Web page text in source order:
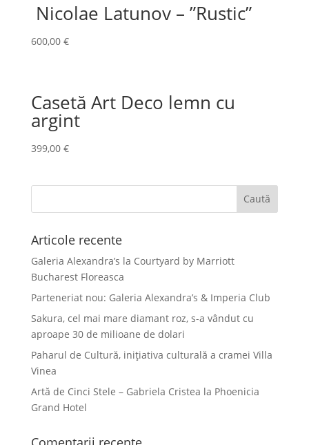
Nicolae Latunov – ”Rustic”
600,00 €
Casetă Art Deco lemn cu
argint
399,00 €
Articole recente
Galeria Alexandra’s la Courtyard by Marriott
Bucharest Floreasca
Parteneriat nou: Galeria Alexandra’s & Imperia Club
Sakura, cel mai mare diamant roz, s-a vândut cu
aproape 30 de milioane de dolari
Paharul de Cultură, inițiativa culturală a cramei Villa
Vinea
Artă de Cinci Stele – Gabriela Cristea la Phoenicia
Grand Hotel